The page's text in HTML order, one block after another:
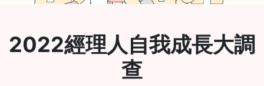
2022經理人自我成長大調
查